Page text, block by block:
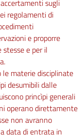
sugli
regolamenti di
e proporre
e per il
materie disciplinate
desumibili dalle
princìpi generali
operano direttamente
non avranno
data di entrata in